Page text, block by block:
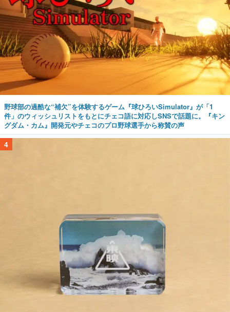
野球部の過酷な“補欠”を体験するゲーム『球ひろいSimulator』が「1
件」のウィッシュリストをもとにチェコ語に対応しSNSで話題に。『キン
グダム・カム』開発元やチェコのプロ野球選手から称賛の声
4